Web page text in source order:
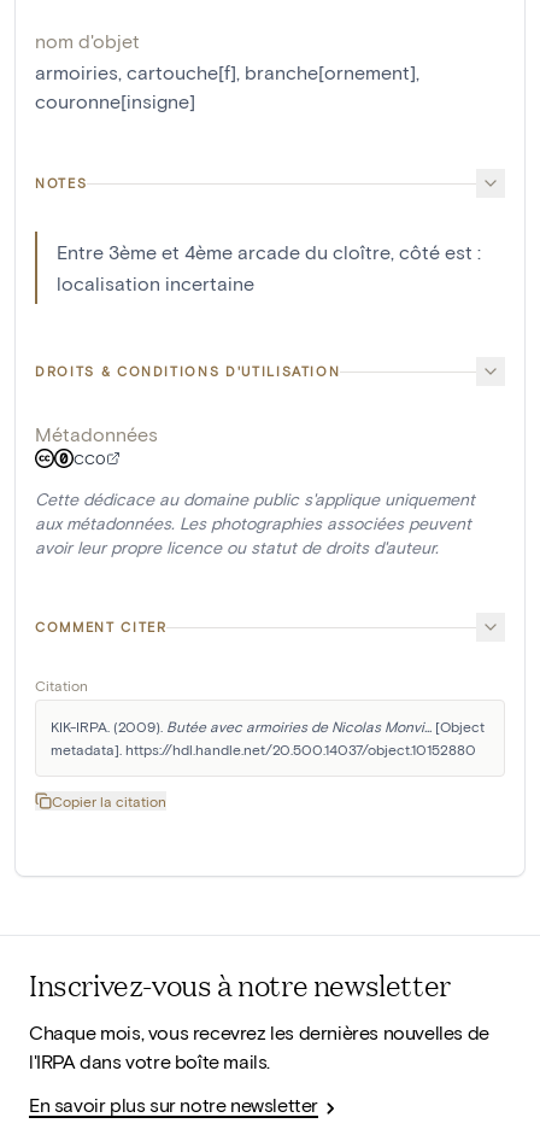
nom d'objet
armoiries, cartouche[f], branche[ornement],
couronne[insigne]
NOTES
Entre 3ème et 4ème arcade du cloître, côté est :
localisation incertaine
DROITS & CONDITIONS D'UTILISATION
Métadonnées
CC0
Cette dédicace au domaine public s'applique uniquement
aux métadonnées. Les photographies associées peuvent
avoir leur propre licence ou statut de droits d'auteur.
COMMENT CITER
Citation
KIK-IRPA. (2009). Butée avec armoiries de Nicolas Monvi... [Object
metadata]. https://hdl.handle.net/20.500.14037/object.10152880
Copier la citation
Inscrivez-vous à notre newsletter
Chaque mois, vous recevrez les dernières nouvelles de
l'IRPA dans votre boîte mails.
En savoir plus sur notre newsletter